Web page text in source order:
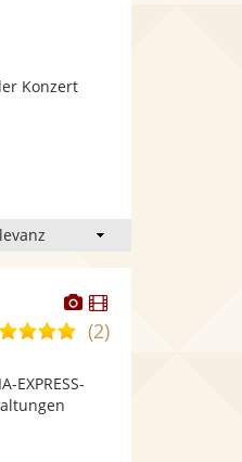
Konzert
Dieser
Künstler
stellt
Dieser
Künstler
5,0
5
(2)
EXPRESS-